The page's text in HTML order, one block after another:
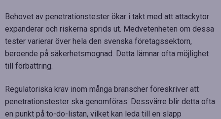
Behovet av penetrationstester ökar i takt med att attackytor
expanderar och riskerna sprids ut. Medvetenheten om dessa
tester varierar över hela den svenska företagssektorn,
beroende på säkerhetsmognad. Detta lämnar ofta möjlighet
till förbättring.
Regulatoriska krav inom många branscher föreskriver att
penetrationstester ska genomföras. Dessvärre blir detta ofta
en punkt på to-do-listan, vilket kan leda till en slapp